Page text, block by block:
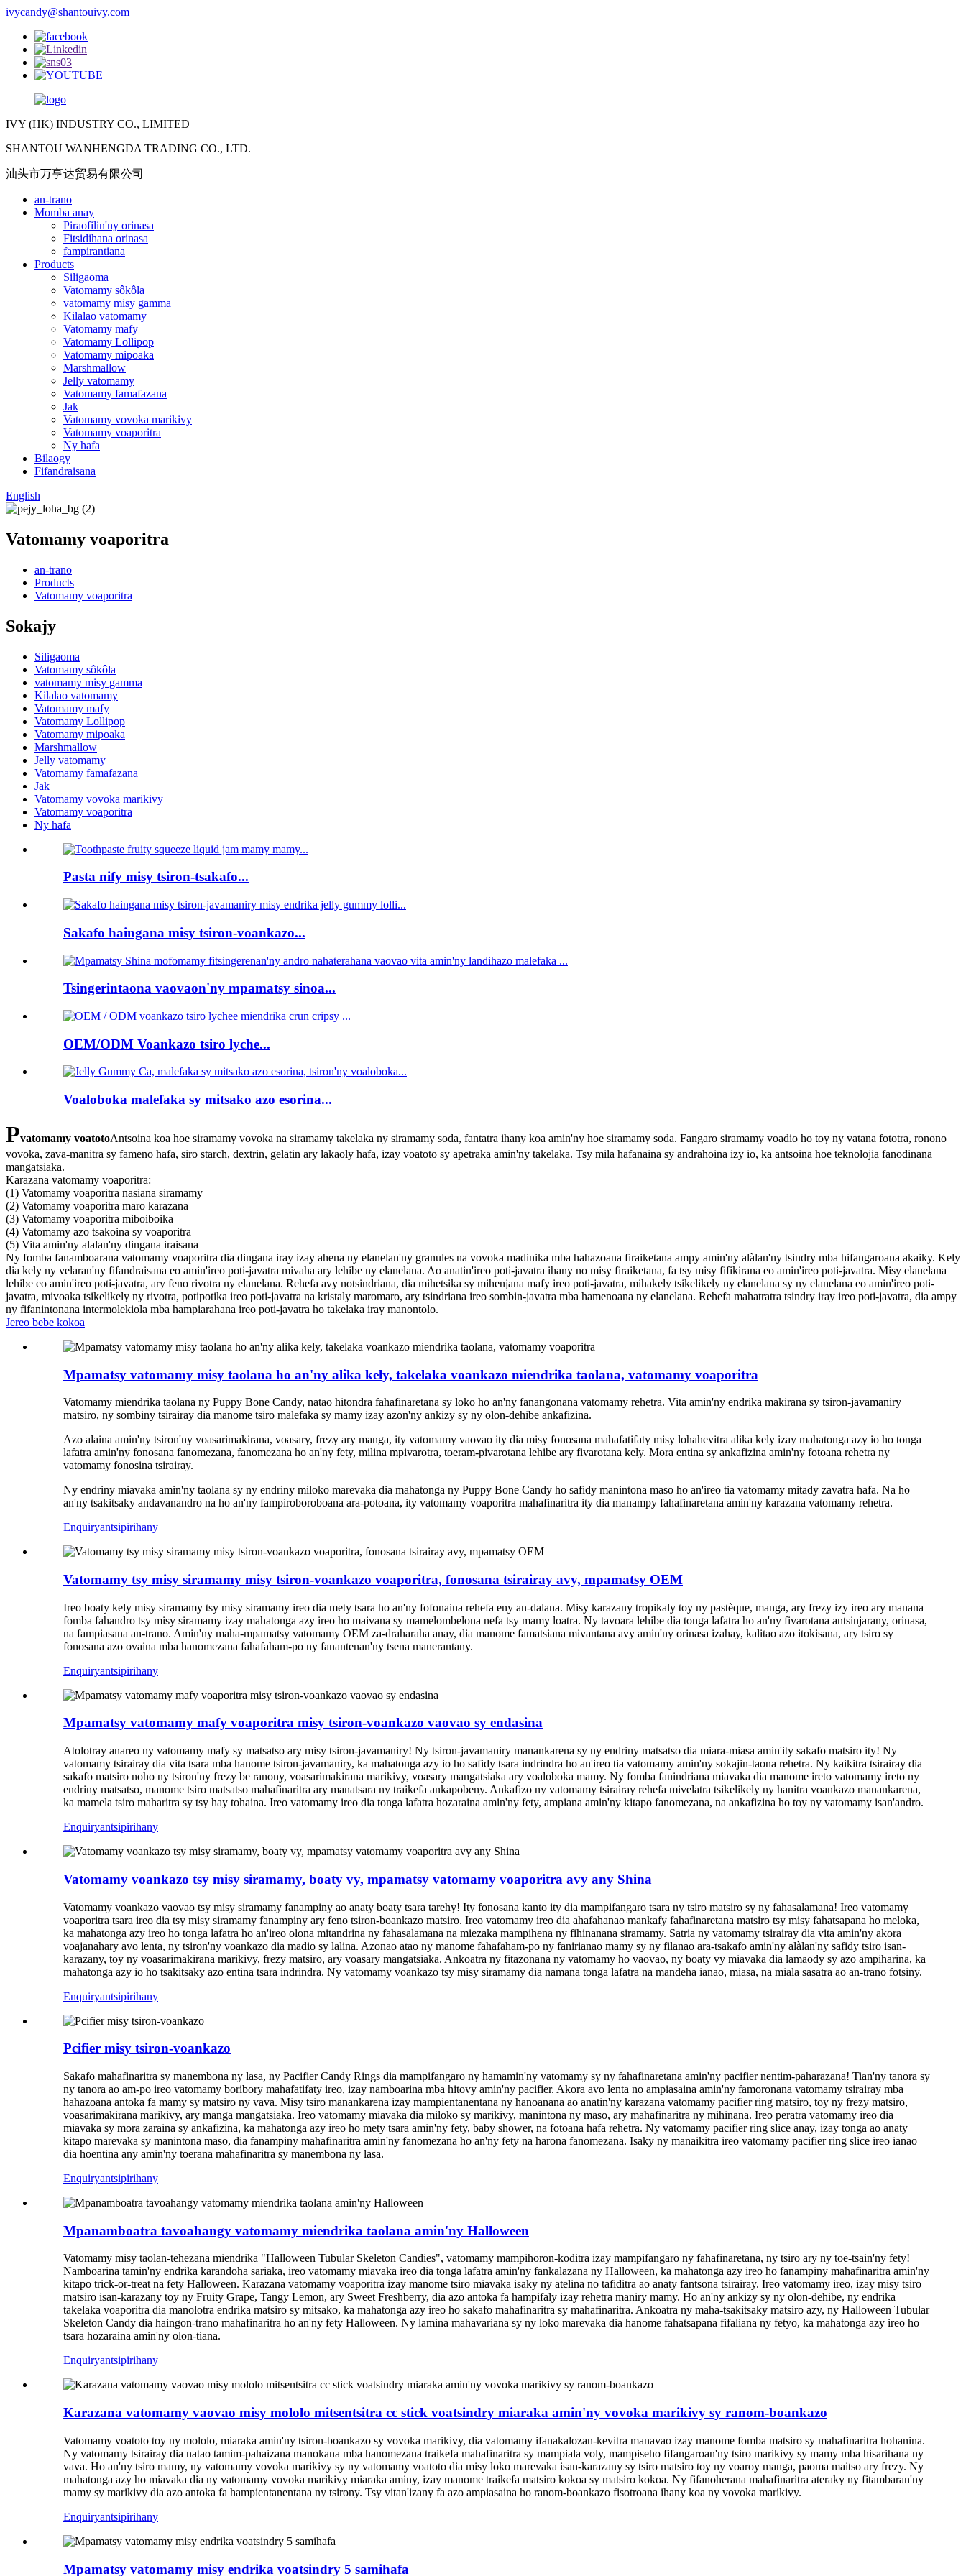
ivycandy@shantouivy.com
IVY (HK) INDUSTRY CO., LIMITED
SHANTOU WANHENGDA TRADING CO., LTD.
汕头市万亨达贸易有限公司
an-trano
Momba anay
Piraofilin'ny orinasa
Fitsidihana orinasa
fampirantiana
Products
Siligaoma
Vatomamy sôkôla
vatomamy misy gamma
Kilalao vatomamy
Vatomamy mafy
Vatomamy Lollipop
Vatomamy mipoaka
Marshmallow
Jelly vatomamy
Vatomamy famafazana
Jak
Vatomamy vovoka marikivy
Vatomamy voaporitra
Ny hafa
Bilaogy
Fifandraisana
English
Vatomamy voaporitra
an-trano
Products
Vatomamy voaporitra
Sokajy
Siligaoma
Vatomamy sôkôla
vatomamy misy gamma
Kilalao vatomamy
Vatomamy mafy
Vatomamy Lollipop
Vatomamy mipoaka
Marshmallow
Jelly vatomamy
Vatomamy famafazana
Jak
Vatomamy vovoka marikivy
Vatomamy voaporitra
Ny hafa
Pasta nify misy tsiron-tsakafo...
Sakafo haingana misy tsiron-voankazo...
Tsingerintaona vaovaon'ny mpamatsy sinoa...
OEM/ODM Voankazo tsiro lyche...
Voaloboka malefaka sy mitsako azo esorina...
Pvatomamy voatotoAntsoina koa hoe siramamy vovoka na siramamy takelaka ny siramamy soda, fantatra ihany koa amin'ny hoe siramamy soda. Fangaro siramamy voadio ho toy ny vatana fototra, ronono
vovoka, zava-manitra sy fameno hafa, siro starch, dextrin, gelatin ary lakaoly hafa, izay voatoto sy apetraka amin'ny takelaka. Tsy mila hafanaina sy andrahoina izy io, ka antsoina hoe teknolojia fanodinana
mangatsiaka.
Karazana vatomamy voaporitra:
(1) Vatomamy voaporitra nasiana siramamy
(2) Vatomamy voaporitra maro karazana
(3) Vatomamy voaporitra miboiboika
(4) Vatomamy azo tsakoina sy voaporitra
(5) Vita amin'ny alalan'ny dingana iraisana
Ny fomba fanamboarana vatomamy voaporitra dia dingana iray izay ahena ny elanelan'ny granules na vovoka madinika mba hahazoana firaiketana ampy amin'ny alàlan'ny tsindry mba hifangaroana akaiky. Kely
dia kely ny velaran'ny fifandraisana eo amin'ireo poti-javatra mivaha ary lehibe ny elanelana. Ao anatin'ireo poti-javatra ihany no misy firaiketana, fa tsy misy fifikirana eo amin'ireo poti-javatra. Misy elanelana
lehibe eo amin'ireo poti-javatra, ary feno rivotra ny elanelana. Rehefa avy notsindriana, dia mihetsika sy mihenjana mafy ireo poti-javatra, mihakely tsikelikely ny elanelana sy ny elanelana eo amin'ireo poti-
javatra, mivoaka tsikelikely ny rivotra, potipotika ireo poti-javatra na kristaly maromaro, ary tsindriana ireo sombin-javatra mba hamenoana ny elanelana. Rehefa mahatratra tsindry iray ireo poti-javatra, dia ampy
ny fifanintonana intermolekiola mba hampiarahana ireo poti-javatra ho takelaka iray manontolo.
Jereo bebe kokoa
Mpamatsy vatomamy misy taolana ho an'ny alika kely, takelaka voankazo miendrika taolana, vatomamy voaporitra
Vatomamy miendrika taolana ny Puppy Bone Candy, natao hitondra fahafinaretana sy loko ho an'ny fanangonana vatomamy rehetra. Vita amin'ny endrika makirana sy tsiron-javamaniry
matsiro, ny sombiny tsirairay dia manome tsiro malefaka sy mamy izay azon'ny ankizy sy ny olon-dehibe ankafizina.
Azo alaina amin'ny tsiron'ny voasarimakirana, voasary, frezy ary manga, ity vatomamy vaovao ity dia misy fonosana mahafatifaty misy lohahevitra alika kely izay mahatonga azy io ho tonga
lafatra amin'ny fonosana fanomezana, fanomezana ho an'ny fety, milina mpivarotra, toeram-pivarotana lehibe ary fivarotana kely. Mora entina sy ankafizina amin'ny fotoana rehetra ny
vatomamy fonosina tsirairay.
Ny endriny miavaka amin'ny taolana sy ny endriny miloko marevaka dia mahatonga ny Puppy Bone Candy ho safidy manintona maso ho an'ireo tia vatomamy mitady zavatra hafa. Na ho
an'ny tsakitsaky andavanandro na ho an'ny fampiroboroboana ara-potoana, ity vatomamy voaporitra mahafinaritra ity dia manampy fahafinaretana amin'ny karazana vatomamy rehetra.
Enquiryantsipirihany
Vatomamy tsy misy siramamy misy tsiron-voankazo voaporitra, fonosana tsirairay avy, mpamatsy OEM
Ireo boaty kely misy siramamy tsy misy siramamy ireo dia mety tsara ho an'ny fofonaina rehefa eny an-dalana. Misy karazany tropikaly toy ny pastèque, manga, ary frezy izy ireo ary manana
fomba fahandro tsy misy siramamy izay mahatonga azy ireo ho maivana sy mamelombelona nefa tsy mamy loatra. Ny tavoara lehibe dia tonga lafatra ho an'ny fivarotana antsinjarany, orinasa,
na fampiasana an-trano. Amin'ny maha-mpamatsy vatomamy OEM za-draharaha anay, dia manome famatsiana mivantana avy amin'ny orinasa izahay, kalitao azo itokisana, ary tsiro sy
fonosana azo ovaina mba hanomezana fahafaham-po ny fanantenan'ny tsena manerantany.
Enquiryantsipirihany
Mpamatsy vatomamy mafy voaporitra misy tsiron-voankazo vaovao sy endasina
Atolotray anareo ny vatomamy mafy sy matsatso ary misy tsiron-javamaniry! Ny tsiron-javamaniry manankarena sy ny endriny matsatso dia miara-miasa amin'ity sakafo matsiro ity! Ny
vatomamy tsirairay dia vita tsara mba hanome tsiron-javamaniry, ka mahatonga azy io ho safidy tsara indrindra ho an'ireo tia vatomamy amin'ny sokajin-taona rehetra. Ny kaikitra tsirairay dia
sakafo matsiro noho ny tsiron'ny frezy be ranony, voasarimakirana marikivy, voasary mangatsiaka ary voaloboka mamy. Ny fomba fanindriana miavaka dia manome ireto vatomamy ireto ny
endriny matsatso, manome tsiro matsatso mahafinaritra ary manatsara ny traikefa ankapobeny. Ankafizo ny vatomamy tsirairay rehefa mivelatra tsikelikely ny hanitra voankazo manankarena,
ka mamela tsiro maharitra sy tsy hay tohaina. Ireo vatomamy ireo dia tonga lafatra hozaraina amin'ny fety, ampiana amin'ny kitapo fanomezana, na ankafizina ho toy ny vatomamy isan'andro.
Enquiryantsipirihany
Vatomamy voankazo tsy misy siramamy, boaty vy, mpamatsy vatomamy voaporitra avy any Shina
Vatomamy voankazo vaovao tsy misy siramamy fanampiny ao anaty boaty tsara tarehy! Ity fonosana kanto ity dia mampifangaro tsara ny tsiro matsiro sy ny fahasalamana! Ireo vatomamy
voaporitra tsara ireo dia tsy misy siramamy fanampiny ary feno tsiron-boankazo matsiro. Ireo vatomamy ireo dia ahafahanao mankafy fahafinaretana matsiro tsy misy fahatsapana ho meloka,
ka mahatonga azy ireo ho tonga lafatra ho an'ireo olona mitandrina ny fahasalamana na miezaka mampihena ny fihinanana siramamy. Satria ny vatomamy tsirairay dia vita amin'ny akora
voajanahary avo lenta, ny tsiron'ny voankazo dia madio sy lalina. Azonao atao ny manome fahafaham-po ny fanirianao mamy sy ny filanao ara-tsakafo amin'ny alàlan'ny safidy tsiro isan-
karazany, toy ny voasarimakirana marikivy, frezy matsiro, ary voasary mangatsiaka. Ankoatra ny fitazonana ny vatomamy ho vaovao, ny boaty vy miavaka dia lamaody sy azo ampiharina, ka
mahatonga azy io ho tsakitsaky azo entina tsara indrindra. Ny vatomamy voankazo tsy misy siramamy dia namana tonga lafatra na mandeha ianao, miasa, na miala sasatra ao an-trano fotsiny.
Enquiryantsipirihany
Pcifier misy tsiron-voankazo
Sakafo mahafinaritra sy manembona ny lasa, ny Pacifier Candy Rings dia mampifangaro ny hamamin'ny vatomamy sy ny fahafinaretana amin'ny pacifier nentim-paharazana! Tian'ny tanora sy
ny tanora ao am-po ireo vatomamy boribory mahafatifaty ireo, izay namboarina mba hitovy amin'ny pacifier. Akora avo lenta no ampiasaina amin'ny famoronana vatomamy tsirairay mba
hahazoana antoka fa mamy sy matsiro ny vava. Misy tsiro manankarena izay mampientanentana ny hanoanana ao anatin'ny karazana vatomamy pacifier ring matsiro, toy ny frezy matsiro,
voasarimakirana marikivy, ary manga mangatsiaka. Ireo vatomamy miavaka dia miloko sy marikivy, manintona ny maso, ary mahafinaritra ny mihinana. Ireo peratra vatomamy ireo dia
miavaka sy mora zaraina sy ankafizina, ka mahatonga azy ireo ho mety tsara amin'ny fety, baby shower, na fotoana hafa rehetra. Ny vatomamy pacifier ring slice anay, izay tonga ao anaty
kitapo marevaka sy manintona maso, dia fanampiny mahafinaritra amin'ny fanomezana ho an'ny fety na harona fanomezana. Isaky ny manaikitra ireo vatomamy pacifier ring slice ireo ianao
dia hoentina any amin'ny toerana mahafinaritra sy manembona ny lasa.
Enquiryantsipirihany
Mpanamboatra tavoahangy vatomamy miendrika taolana amin'ny Halloween
Vatomamy misy taolan-tehezana miendrika "Halloween Tubular Skeleton Candies", vatomamy mampihoron-koditra izay mampifangaro ny fahafinaretana, ny tsiro ary ny toe-tsain'ny fety!
Namboarina tamin'ny endrika karandoha sariaka, ireo vatomamy miavaka ireo dia tonga lafatra amin'ny fankalazana ny Halloween, ka mahatonga azy ireo ho fanampiny mahafinaritra amin'ny
kitapo trick-or-treat na fety Halloween. Karazana vatomamy voaporitra izay manome tsiro miavaka isaky ny atelina no tafiditra ao anaty fantsona tsirairay. Ireo vatomamy ireo, izay misy tsiro
matsiro isan-karazany toy ny Fruity Grape, Tangy Lemon, ary Sweet Freshberry, dia azo antoka fa hampifaly izay rehetra maniry mamy. Ho an'ny ankizy sy ny olon-dehibe, ny endrika
takelaka voaporitra dia manolotra endrika matsiro sy mitsako, ka mahatonga azy ireo ho sakafo mahafinaritra sy mahafinaritra. Ankoatra ny maha-tsakitsaky matsiro azy, ny Halloween Tubular
Skeleton Candy dia haingon-trano mahafinaritra ho an'ny fety Halloween. Ny lamina mahavariana sy ny loko marevaka dia hanome fahatsapana fifaliana ny fetyo, ka mahatonga azy ireo ho
tsara hozaraina amin'ny olon-tiana.
Enquiryantsipirihany
Karazana vatomamy vaovao misy mololo mitsentsitra cc stick voatsindry miaraka amin'ny vovoka marikivy sy ranom-boankazo
Vatomamy voatoto toy ny mololo, miaraka amin'ny tsiron-boankazo sy vovoka marikivy, dia vatomamy ifanakalozan-kevitra manavao izay manome fomba matsiro sy mahafinaritra hohanina.
Ny vatomamy tsirairay dia natao tamim-pahaizana manokana mba hanomezana traikefa mahafinaritra sy mampiala voly, mampiseho fifangaroan'ny tsiro marikivy sy mamy mba hisarihana ny
vava. Ho an'ny tsiro mamy, ny vatomamy vovoka marikivy sy ny vatomamy voatoto dia misy loko marevaka isan-karazany sy tsiro matsiro toy ny voaroy manga, paoma maitso ary frezy. Ny
mahatonga azy ho miavaka dia ny vatomamy vovoka marikivy miaraka aminy, izay manome traikefa matsiro kokoa sy matsiro kokoa. Ny fifanoherana mahafinaritra ateraky ny fitambaran'ny
mamy sy marikivy dia azo antoka fa hampientanentana ny tsirony. Tsy vitan'izany fa azo ampiasaina ho ranom-boankazo fisotroana ihany koa ny vovoka marikivy.
Enquiryantsipirihany
Mpamatsy vatomamy misy endrika voatsindry 5 samihafa